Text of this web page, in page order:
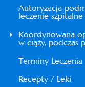
Autoryzacja
leczenie szpitalne
Koordynowana
w ciąży, podczas
Terminy Leczenia
Recepty / Leki